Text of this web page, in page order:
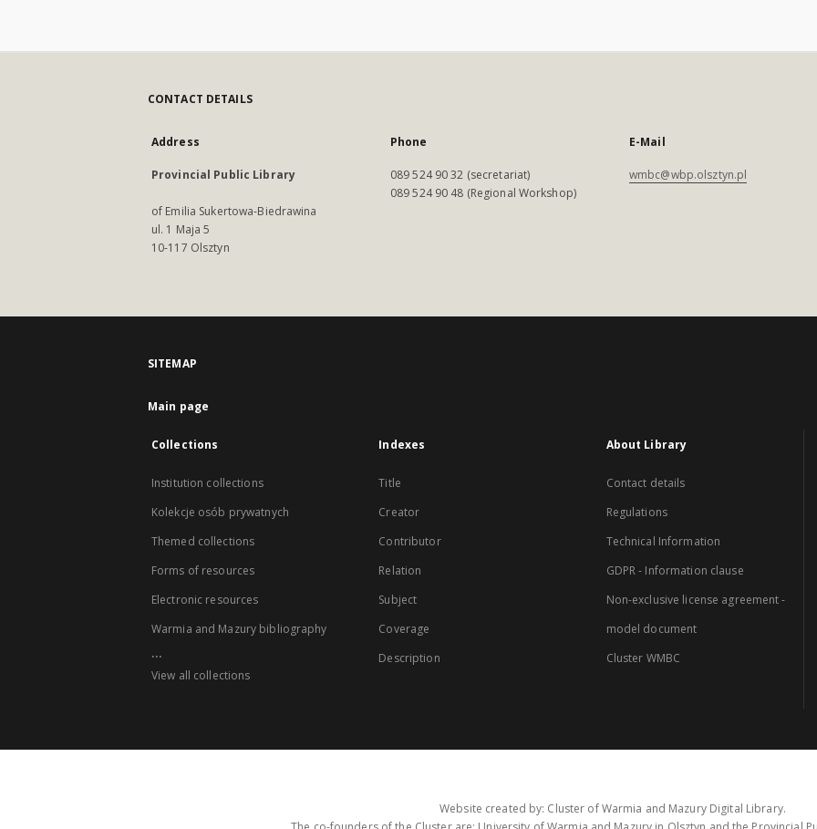
CONTACT DETAILS
Address
Provincial Public Library
of Emilia Sukertowa-Biedrawina
ul. 1 Maja 5
10-117 Olsztyn
Phone
089 524 90 32 (secretariat)
089 524 90 48 (Regional Workshop)
E-Mail
wmbc@wbp.olsztyn.pl
SITEMAP
Main page
Collections
Institution collections
Kolekcje osób prywatnych
Themed collections
Forms of resources
Electronic resources
Warmia and Mazury bibliography
...
View all collections
Indexes
Title
Creator
Contributor
Relation
Subject
Coverage
Description
About Library
Contact details
Regulations
Technical Information
GDPR - Information clause
Non-exclusive license agreement -
model document
Cluster WMBC
Website created by: Cluster of Warmia and Mazury Digital Library.